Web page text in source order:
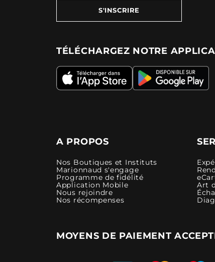
S'INSCRIRE
TÉLÉCHARGEZ NOTRE
A PROPOS
Nos Boutiques et Instituts
Marionnaud s'engage
Programme de fidélité
Application Mobile
Nous rejoindre
Nos récompenses
Art
MOYENS DE PAIEMENT